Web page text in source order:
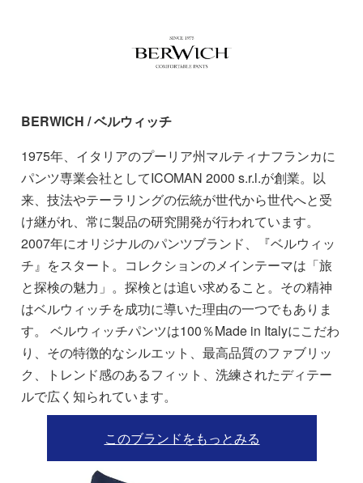
BERWICH / ベルウィッチ
1975年、イタリアのプーリア州マルティナフランカに
パンツ専業会社としてICOMAN 2000 s.r.l.が創業。以
来、技法やテーラリングの伝統が世代から世代へと受
け継がれ、常に製品の研究開発が行われています。
2007年にオリジナルのパンツブランド、『ベルウィッ
チ』をスタート。コレクションのメインテーマは「旅
と探検の魅力」。探検とは追い求めること。その精神
はベルウィッチを成功に導いた理由の一つでもありま
す。 ベルウィッチパンツは100％Made in Italyにこだわ
り、その特徴的なシルエット、最高品質のファブリッ
ク、トレンド感のあるフィット、洗練されたディテー
ルで広く知られています。
このブランドをもっとみる